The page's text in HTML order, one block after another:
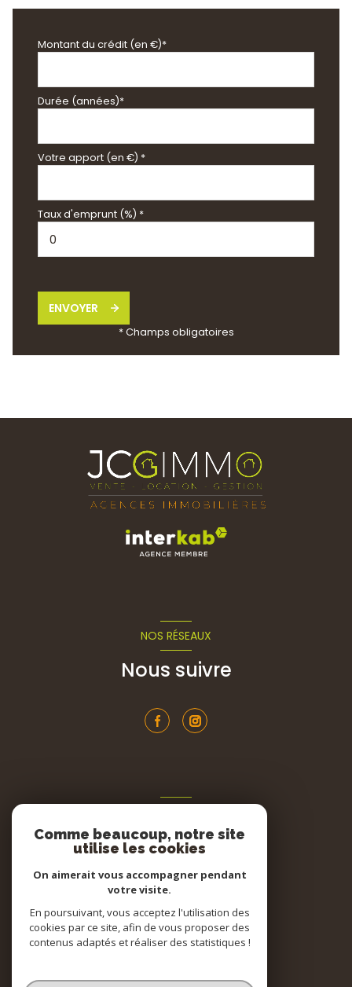
Montant du crédit (en €)*
Durée (années)*
Votre apport (en €) *
Taux d'emprunt (%) *
ENVOYER
* Champs obligatoires
NOS RÉSEAUX
Nous suivre
Nous adhérons
© 2026 | Tous droits réservés
Comme beaucoup, notre site
utilise les cookies
On aimerait vous accompagner pendant
votre visite.
En poursuivant, vous acceptez l'utilisation des
cookies par ce site, afin de vous proposer des
contenus adaptés et réaliser des statistiques !